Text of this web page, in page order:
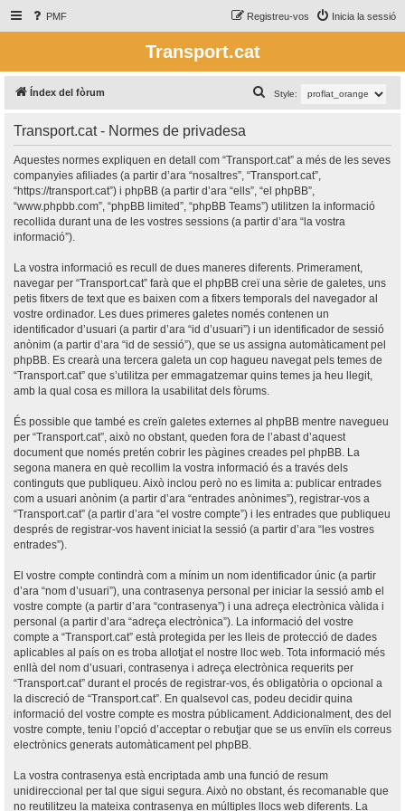
PMF Inicia la sessió
Registreu-vos
Transport.cat
Índex del fòrum Style:
e
c
a
Transport.cat - Normes de privadesa
Aquestes normes expliquen en detall com “Transport.cat” a més de les seves
companyies afiliades (a partir d’ara “nosaltres”, “Transport.cat”,
“https://transport.cat”) i phpBB (a partir d’ara “ells”, “el phpBB”,
“www.phpbb.com”, “phpBB limited”, “phpBB Teams”) utilitzen la informació
recollida durant una de les vostres sessions (a partir d’ara “la vostra
informació”).
La vostra informació es recull de dues maneres diferents. Primerament,
navegar per “Transport.cat” farà que el phpBB creï una sèrie de galetes, uns
petis fitxers de text que es baixen com a fitxers temporals del navegador al
vostre ordinador. Les dues primeres galetes només contenen un
identificador d’usuari (a partir d’ara “id d’usuari”) i un identificador de sessió
anònim (a partir d’ara “id de sessió”), que se us assigna automàticament pel
phpBB. Es crearà una tercera galeta un cop hagueu navegat pels temes de
“Transport.cat” que s’utilitza per emmagatzemar quins temes ja heu llegit,
amb la qual cosa es millora la usabilitat dels fòrums.
És possible que també es creïn galetes externes al phpBB mentre navegueu
per “Transport.cat”, això no obstant, queden fora de l’abast d’aquest
document que només pretén cobrir les pàgines creades pel phpBB. La
segona manera en què recollim la vostra informació és a través dels
continguts que publiqueu. Això inclou però no es limita a: publicar entrades
com a usuari anònim (a partir d’ara “entrades anònimes”), registrar-vos a
“Transport.cat” (a partir d’ara “el vostre compte”) i les entrades que publiqueu
després de registrar-vos havent iniciat la sessió (a partir d’ara “les vostres
entrades”).
El vostre compte contindrà com a mínim un nom identificador únic (a partir
d’ara “nom d’usuari”), una contrasenya personal per iniciar la sessió amb el
vostre compte (a partir d’ara “contrasenya”) i una adreça electrònica vàlida i
personal (a partir d’ara “adreça electrònica”). La informació del vostre
compte a “Transport.cat” està protegida per les lleis de protecció de dades
aplicables al país on es troba allotjat el nostre lloc web. Tota informació més
enllà del nom d’usuari, contrasenya i adreça electrònica requerits per
“Transport.cat” durant el procés de registrar-vos, és obligatòria o opcional a
la discreció de “Transport.cat”. En qualsevol cas, podeu decidir quina
informació del vostre compte es mostra públicament. Addicionalment, des del
vostre compte, teniu l’opció d’acceptar o rebutjar que se us enviïn els correus
electrònics generats automàticament pel phpBB.
La vostra contrasenya està encriptada amb una funció de resum
unidireccional per tal que sigui segura. Això no obstant, és recomanable que
no reutilitzeu la mateixa contrasenya en múltiples llocs web diferents. La